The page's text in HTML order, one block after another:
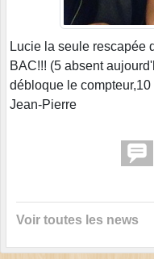
Lucie la seule rescapée
BAC!!! (5 absent
débloque le
Jean-Pierre
Voir toutes les news